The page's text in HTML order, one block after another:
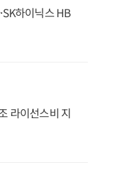
하이닉스 HB
라이선스비 지